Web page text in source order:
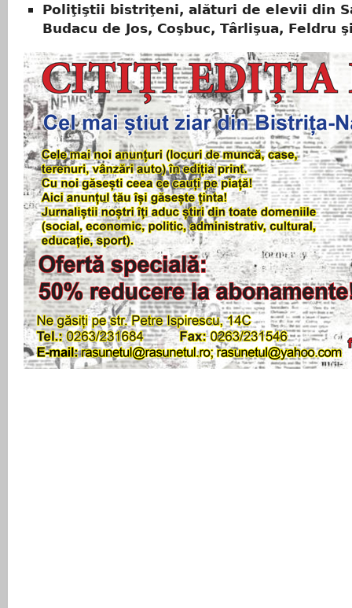
Poliţiştii bistriţeni, alături de elevii din
Budacu de Jos, Coşbuc, Târlişua, Feldru